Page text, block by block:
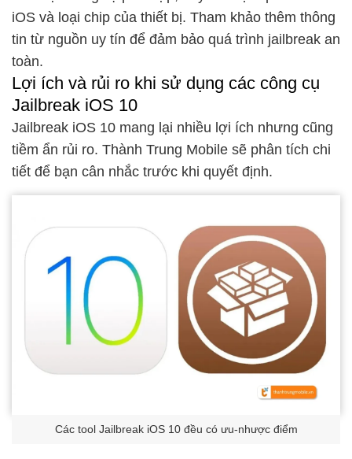
iOS và loại chip của thiết bị. Tham khảo thêm thông
tin từ nguồn uy tín để đảm bảo quá trình jailbreak an
toàn.
Lợi ích và rủi ro khi sử dụng các công cụ
Jailbreak iOS 10
Jailbreak iOS 10 mang lại nhiều lợi ích nhưng cũng
tiềm ẩn rủi ro. Thành Trung Mobile sẽ phân tích chi
tiết để bạn cân nhắc trước khi quyết định.
Các tool Jailbreak iOS 10 đều có ưu-nhược điểm